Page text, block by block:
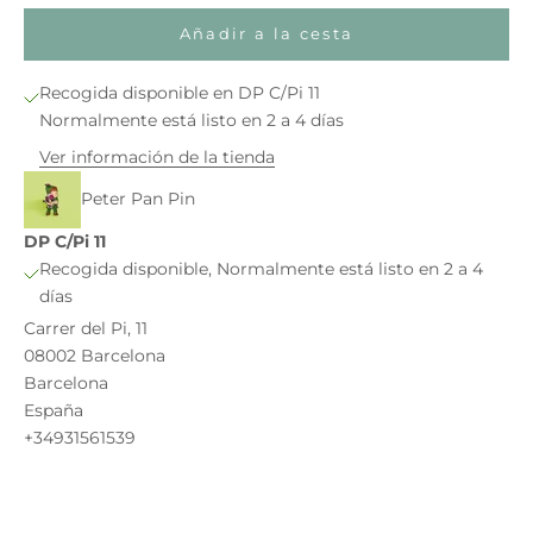
Añadir a la cesta
Recogida disponible en DP C/Pi 11
Normalmente está listo en 2 a 4 días
Ver información de la tienda
Peter Pan Pin
DP C/Pi 11
Recogida disponible, Normalmente está listo en 2 a 4
días
Carrer del Pi, 11
08002 Barcelona
Barcelona
España
+34931561539